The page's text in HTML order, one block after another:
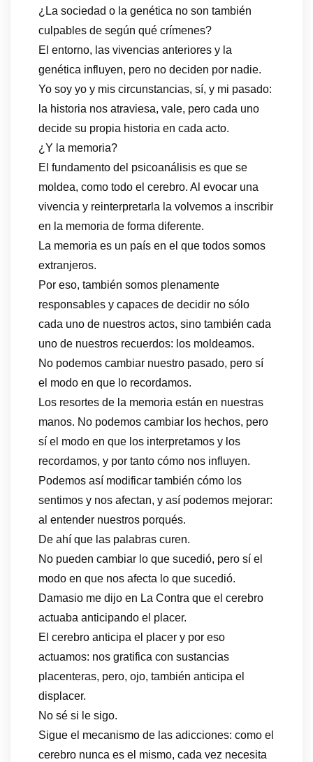
¿La sociedad o la genética no son también
culpables de según qué crímenes?
El entorno, las vivencias anteriores y la
genética influyen, pero no deciden por nadie.
Yo soy yo y mis circunstancias, sí, y mi pasado:
la historia nos atraviesa, vale, pero cada uno
decide su propia historia en cada acto.
¿Y la memoria?
El fundamento del psicoanálisis es que se
moldea, como todo el cerebro. Al evocar una
vivencia y reinterpretarla la volvemos a inscribir
en la memoria de forma diferente.
La memoria es un país en el que todos somos
extranjeros.
Por eso, también somos plenamente
responsables y capaces de decidir no sólo
cada uno de nuestros actos, sino también cada
uno de nuestros recuerdos: los moldeamos.
No podemos cambiar nuestro pasado, pero sí
el modo en que lo recordamos.
Los resortes de la memoria están en nuestras
manos. No podemos cambiar los hechos, pero
sí el modo en que los interpretamos y los
recordamos, y por tanto cómo nos influyen.
Podemos así modificar también cómo los
sentimos y nos afectan, y así podemos mejorar:
al entender nuestros porqués.
De ahí que las palabras curen.
No pueden cambiar lo que sucedió, pero sí el
modo en que nos afecta lo que sucedió.
Damasio me dijo en La Contra que el cerebro
actuaba anticipando el placer.
El cerebro anticipa el placer y por eso
actuamos: nos gratifica con sustancias
placenteras, pero, ojo, también anticipa el
displacer.
No sé si le sigo.
Sigue el mecanismo de las adicciones: como el
cerebro nunca es el mismo, cada vez necesita